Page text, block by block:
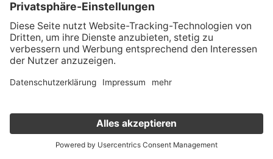
Der Transporter für die
professionelle
Personenbeförderung: VW Caravelle
Der VW Caravelle ist eine auf dem VW Transporter
Personentransport. Seit 1983 produziert Volkswagen unter
dem Namen “Caravelle” auf dem VW-Bus basierende
Verkauf deinen Gebrauchten online